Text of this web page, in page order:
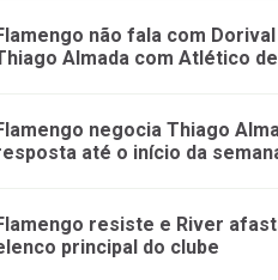
não fala com
Almada com Atlético
negocia Thiago
até o início da
resiste e River
principal do clube